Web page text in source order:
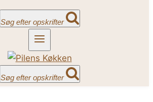
Søg efter opskrifter
Søg efter opskrifter